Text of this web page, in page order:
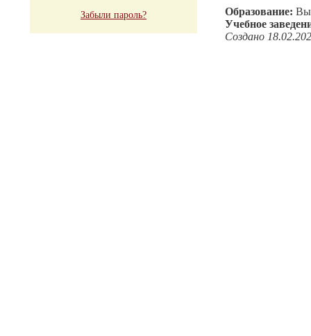
Забыли пароль? Образование:
Учебное
Создано